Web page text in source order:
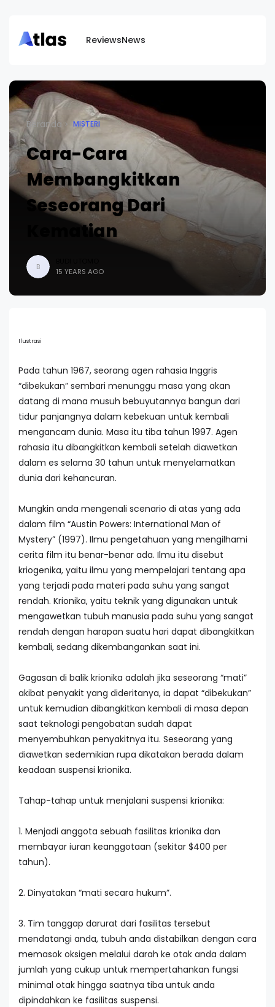
ReviewsNews
Beranda MISTERI
Cara-Cara
Membangkitkan
Seseorang Dari
Kematian
B
15 YEARS AGO
Ilustrasi
Pada tahun 1967, seorang agen rahasia Inggris
“dibekukan” sembari menunggu masa yang akan
datang di mana musuh bebuyutannya bangun dari
tidur panjangnya dalam kebekuan untuk kembali
mengancam dunia. Masa itu tiba tahun 1997. Agen
rahasia itu dibangkitkan kembali setelah diawetkan
dalam es selama 30 tahun untuk menyelamatkan
dunia dari kehancuran.
Mungkin anda mengenali scenario di atas yang ada
dalam film “Austin Powers: International Man of
Mystery” (1997). Ilmu pengetahuan yang mengilhami
cerita film itu benar-benar ada. Ilmu itu disebut
kriogenika, yaitu ilmu yang mempelajari tentang apa
yang terjadi pada materi pada suhu yang sangat
rendah. Krionika, yaitu teknik yang digunakan untuk
mengawetkan tubuh manusia pada suhu yang sangat
rendah dengan harapan suatu hari dapat dibangkitkan
kembali, sedang dikembangankan saat ini.
Gagasan di balik krionika adalah jika seseorang “mati”
akibat penyakit yang dideritanya, ia dapat “dibekukan”
untuk kemudian dibangkitkan kembali di masa depan
saat teknologi pengobatan sudah dapat
menyembuhkan penyakitnya itu. Seseorang yang
diawetkan sedemikian rupa dikatakan berada dalam
keadaan suspensi krionika.
Tahap-tahap untuk menjalani suspensi krionika:
1. Menjadi anggota sebuah fasilitas krionika dan
membayar iuran keanggotaan (sekitar $400 per
tahun).
2. Dinyatakan “mati secara hukum”.
3. Tim tanggap darurat dari fasilitas tersebut
mendatangi anda, tubuh anda distabilkan dengan cara
memasok oksigen melalui darah ke otak anda dalam
jumlah yang cukup untuk mempertahankan fungsi
minimal otak hingga saatnya tiba untuk anda
dipindahkan ke fasilitas suspensi.